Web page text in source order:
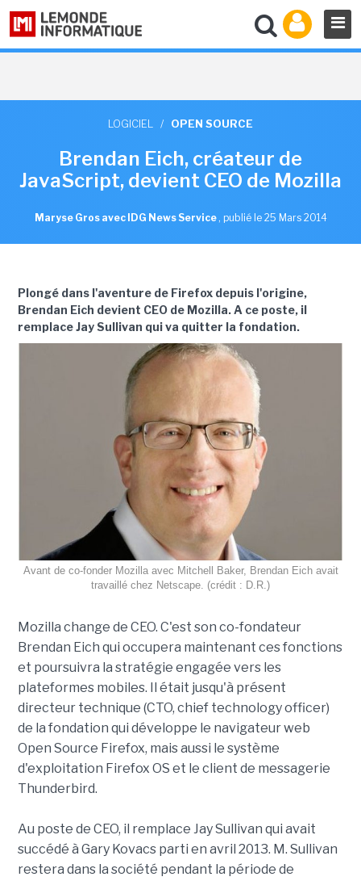
LOGICIEL / OPEN SOURCE
Brendan Eich, créateur de
JavaScript, devient CEO de Mozilla
Maryse Gros avec IDG News Service , publié le 25 Mars 2014
Plongé dans l'aventure de Firefox depuis l'origine,
Brendan Eich devient CEO de Mozilla. A ce poste, il
remplace Jay Sullivan qui va quitter la fondation.
Avant de co-fonder Mozilla avec Mitchell Baker, Brendan Eich avait
travaillé chez Netscape. (crédit : D.R.)
Mozilla change de CEO. C'est son co-fondateur
Brendan Eich qui occupera maintenant ces fonctions
et poursuivra la stratégie engagée vers les
plateformes mobiles. Il était jusqu'à présent
directeur technique (CTO, chief technology officer)
de la fondation qui développe le navigateur web
Open Source Firefox, mais aussi le système
d'exploitation Firefox OS et le client de messagerie
Thunderbird.
Au poste de CEO, il remplace Jay Sullivan qui avait
succédé à Gary Kovacs parti en avril 2013. M. Sullivan
restera dans la société pendant la période de